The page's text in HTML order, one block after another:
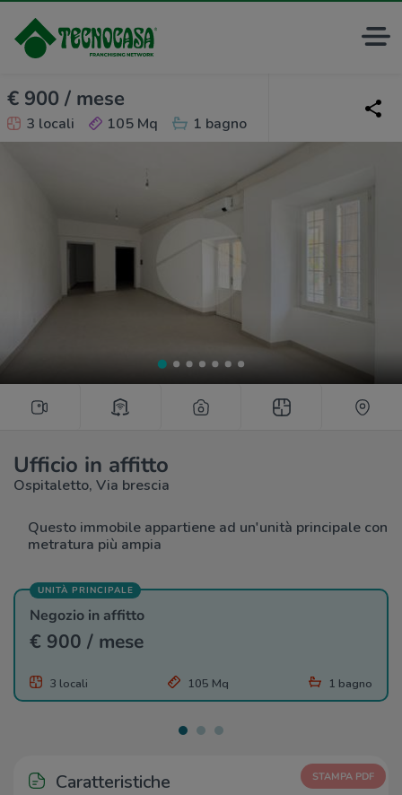
€ 900 / mese
3 locali 105 Mq 1 bagno
Ufficio in affitto
Ospitaletto, Via brescia
Questo immobile appartiene ad un'unità principale con
metratura più ampia
UNITÀ PRINCIPALE
Negozio in affitto
€ 900 / mese
3 locali 105 Mq 1 bagno
Caratteristiche STAMPA PDF